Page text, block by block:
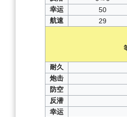
幸运
50
航速
29
耐久
炮击
防空
反潜
幸运